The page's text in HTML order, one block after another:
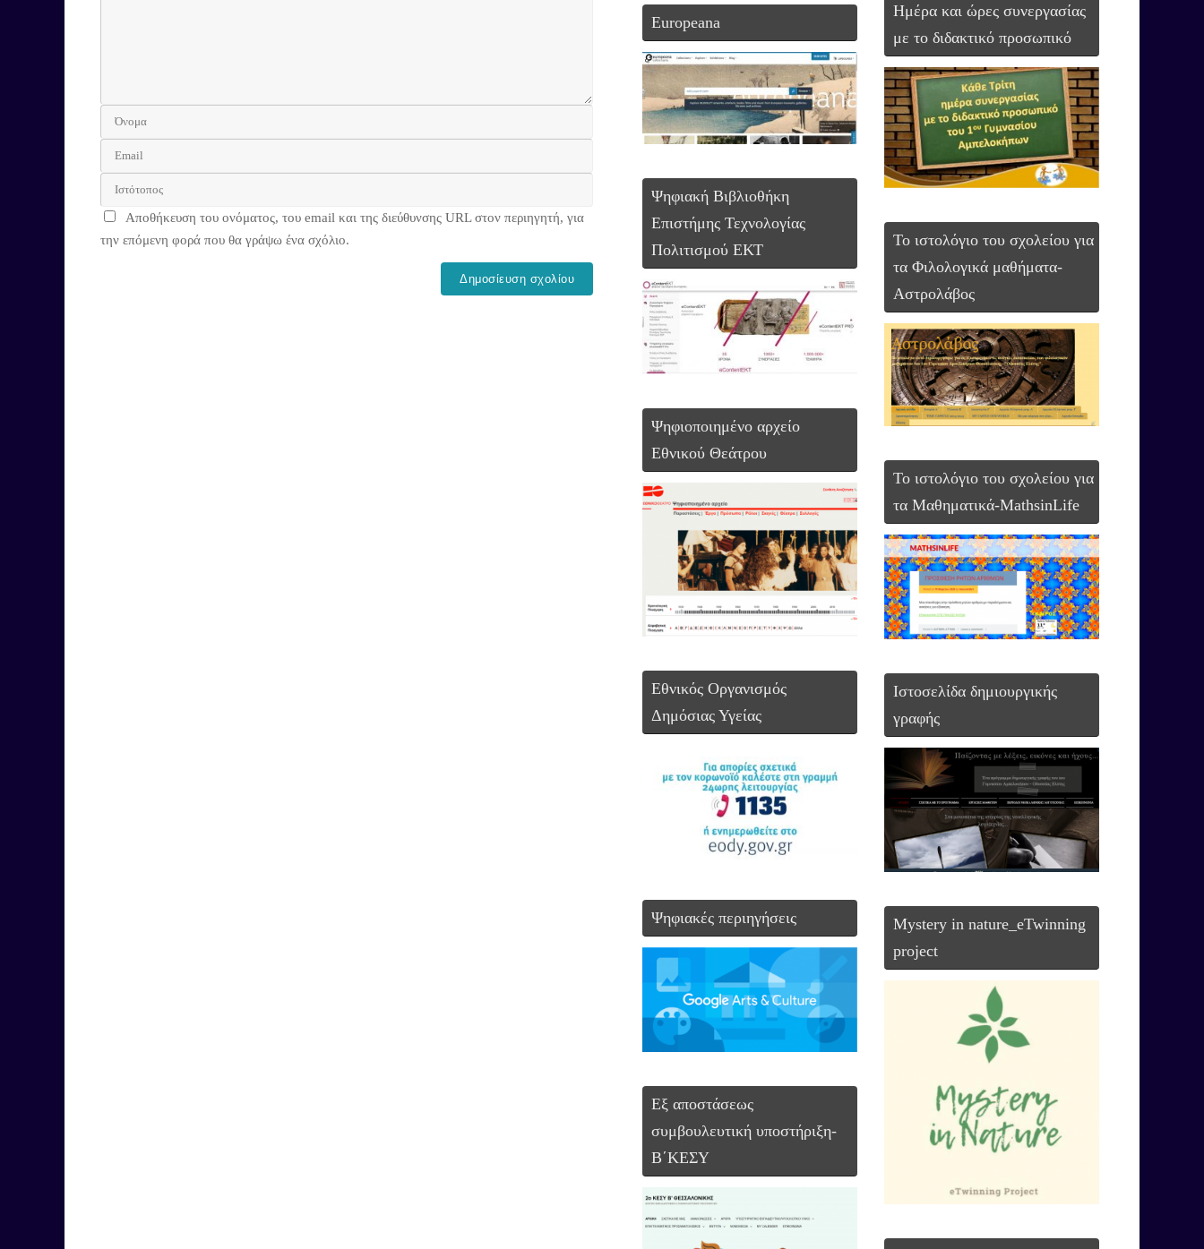
Αποθήκευση του ονόματος, του email και της διεύθυνσης URL στον περιηγητή, για
την επόμενη φορά που θα γράψω ένα σχόλιο.
Europeana
Ψηφιακή Βιβλιοθήκη
Επιστήμης Τεχνολογίας
Πολιτισμού ΕΚΤ
Ψηφιοποιημένο αρχείο
Εθνικού Θεάτρου
Εθνικός Οργανισμός
Δημόσιας Υγείας
Ψηφιακές περιηγήσεις
Εξ αποστάσεως
συμβουλευτική υποστήριξη-
Β΄ΚΕΣΥ
Ημέρα και ώρες συνεργασίας
με το διδακτικό προσωπικό
Το ιστολόγιο του σχολείου για
τα Φιλολογικά μαθήματα-
Αστρολάβος
To ιστολόγιο του σχολείου για
τα Μαθηματικά-MathsinLife
Ιστοσελίδα δημιουργικής
γραφής
Mystery in nature_eTwinning
project